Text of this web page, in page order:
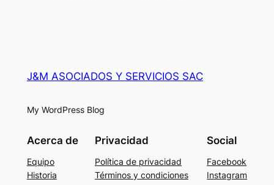
J&M ASOCIADOS Y SERVICIOS SAC
My WordPress Blog
Acerca de
Equipo
Historia
Privacidad
Política de privacidad
Términos y condiciones
Social
Facebook
Instagram